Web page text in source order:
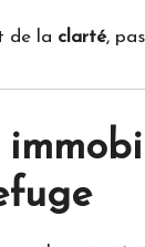
de la clarté,